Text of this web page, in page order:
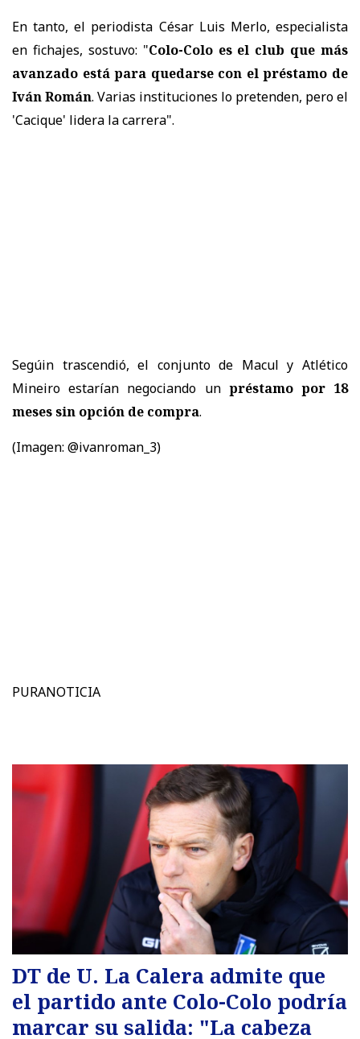
En tanto, el periodista César Luis Merlo, especialista
en fichajes, sostuvo: "Colo-Colo es el club que más
avanzado está para quedarse con el préstamo de
Iván Román. Varias instituciones lo pretenden, pero el
'Cacique' lidera la carrera".
Segúin trascendió, el conjunto de Macul y Atlético
Mineiro estarían negociando un préstamo por 18
meses sin opción de compra.
(Imagen: @ivanroman_3)
PURANOTICIA
DT de U. La Calera admite que
el partido ante Colo-Colo podría
marcar su salida: "La cabeza